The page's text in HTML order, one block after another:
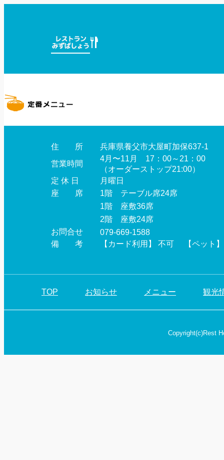
住 所
兵庫県養父市大屋町加保637-1
営業時間
4月〜11月 17：00～21：00
（オーダーストップ21:00）
定 休 日
月曜日
座 席
1階 テーブル席24席
1階 座敷36席
2階 座敷24席
お問合せ
079-669-1588
備 考
【カード利用】 不可 【ペット
TOP お知らせ メニュー 観光
Copyright(c)Rest